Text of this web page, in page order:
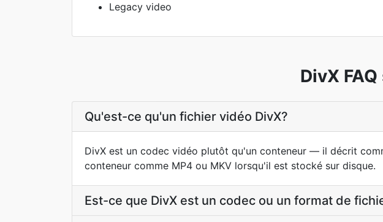
Legacy video
DivX
Qu'est-ce qu'un fichier vidéo DivX?
DivX est un codec vidéo plutôt qu'un conteneur — il décrit
conteneur comme MP4 ou MKV lorsqu'il est stocké sur disque.
Est-ce que DivX est un codec ou un format de